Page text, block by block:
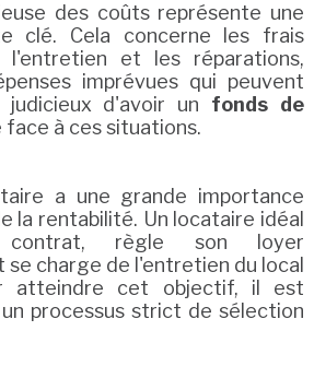
des coûts représente une
clé. Cela concerne les frais
l'entretien et les réparations,
imprévues qui peuvent
d'avoir un fonds de
à ces situations.
a une grande importance
la rentabilité. Un locataire idéal
contrat, règle son loyer
charge de l'entretien du local
atteindre cet objectif, il est
processus strict de sélection